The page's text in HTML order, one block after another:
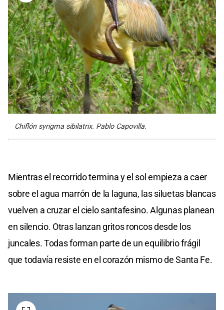
Chiflón syrigma sibilatrix. Pablo Capovilla.
Mientras el recorrido termina y el sol empieza a caer
sobre el agua marrón de la laguna, las siluetas blancas
vuelven a cruzar el cielo santafesino. Algunas planean
en silencio. Otras lanzan gritos roncos desde los
juncales. Todas forman parte de un equilibrio frágil
que todavía resiste en el corazón mismo de Santa Fe.